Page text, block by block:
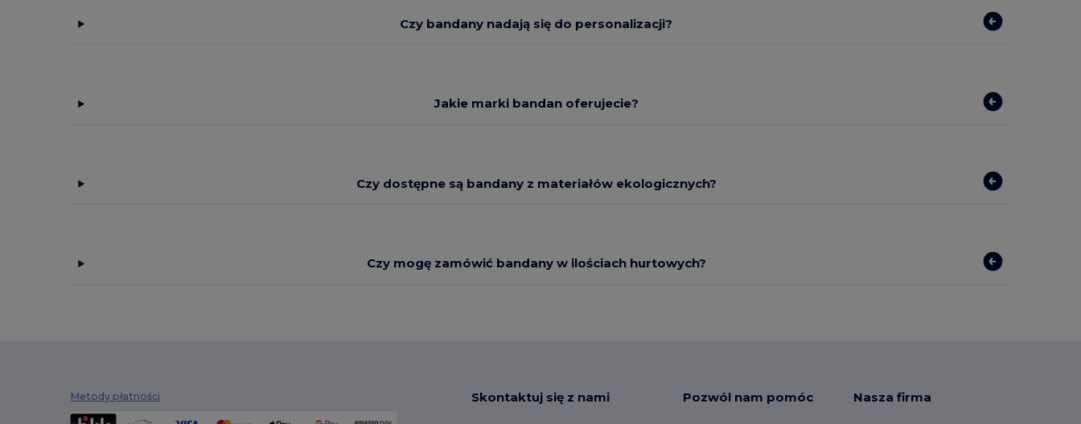
Czy bandany nadają się do personalizacji?
Jakie marki bandan oferujecie?
Czy dostępne są bandany z materiałów ekologicznych?
Czy mogę zamówić bandany w ilościach hurtowych?
Metody płatności Skontaktuj się z nami Pozwól nam pomóc Nasza firma